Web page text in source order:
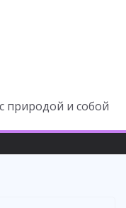
природой и собой